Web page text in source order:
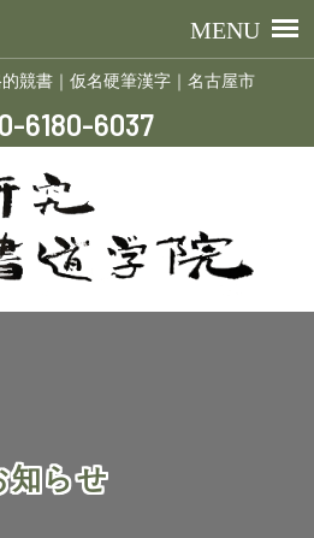
競書｜仮名硬筆漢字｜名古屋市
6180-6037
知らせ